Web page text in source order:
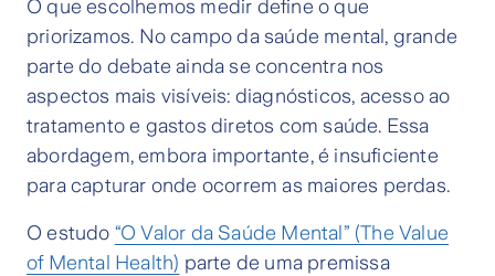
O que escolhemos medir define o que
priorizamos. No campo da saúde mental, grande
parte do debate ainda se concentra nos
aspectos mais visíveis: diagnósticos, acesso ao
tratamento e gastos diretos com saúde. Essa
abordagem, embora importante, é insuficiente
para capturar onde ocorrem as maiores perdas.
O estudo “O Valor da Saúde Mental” (The Value
of Mental Health) parte de uma premissa